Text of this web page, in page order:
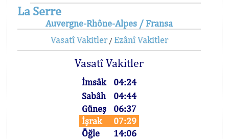
La Serre
Auvergne-Rhône-Alpes / Fransa
Vasatî Vakitler/ Ezânî Vakitler
Vasatî Vakitler
İmsâk
04:24
Sabâh
04:44
Güneş
06:37
İşrak
07:29
Öğle
14:06